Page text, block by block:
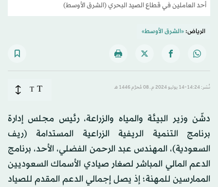
أحد العاملين في قطاع الصيد البحري (الشرق الأوسط)
الرياض:«الشرق الأوسط»
نُشر: 14:24-14 يوليو 2024 م ـ 08 مُحرَّم 1446 هـ T
T
دشّن وزير البيئة والمياه والزراعة، رئيس مجلس إدارة
برنامج التنمية الريفية الزراعية المستدامة (ريف
السعودية)، المهندس عبد الرحمن الفضلي، الأحد، برنامج
الدعم المالي المباشر لصغار صيادي الأسماك السعوديين
الممارسين للمهنة؛ إذ يصل إجمالي الدعم المقدم للصياد